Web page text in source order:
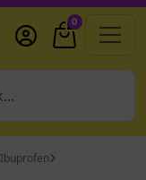
0
Ibuprofen